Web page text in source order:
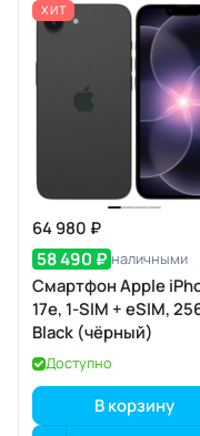
ХИТ
64 980 ₽
58 490 ₽ наличными
Смартфон Apple
17e, 1-SIM + eSIM,
Black (чёрный)
Доступно
В корзину